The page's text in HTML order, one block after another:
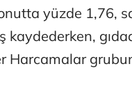
yüzde 1,76,
kaydederken,
Harcamalar
Adaletin önünde 33 yıllık karanlık